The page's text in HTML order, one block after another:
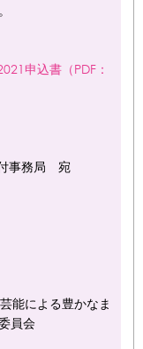
申込書（PDF：
事務局 宛
能による豊かなま
員会